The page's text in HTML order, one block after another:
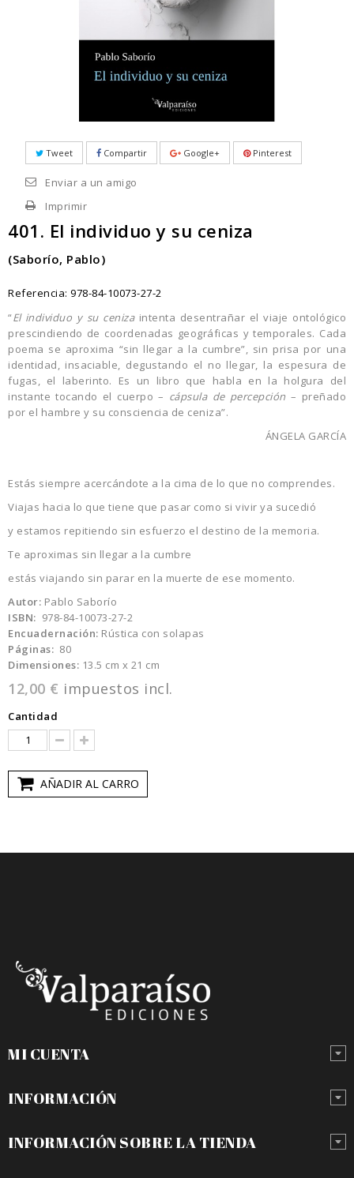
Tweet Compartir Google+ Pinterest
Enviar a un amigo
Imprimir
401. El individuo y su ceniza
(Saborío, Pablo)
Referencia: 978-84-10073-27-2
“El individuo y su ceniza intenta desentrañar el viaje ontológico
prescindiendo de coordenadas geográficas y temporales. Cada
poema se aproxima “sin llegar a la cumbre”, sin prisa por una
identidad, insaciable, degustando el no llegar, la espesura de
fugas, el laberinto. Es un libro que habla en la holgura del
instante tocando el cuerpo – cápsula de percepción – preñado
por el hambre y su consciencia de ceniza”.
ÁNGELA GARCÍA
Estás siempre acercándote a la cima de lo que no comprendes.
Viajas hacia lo que tiene que pasar como si vivir ya sucedió
y estamos repitiendo sin esfuerzo el destino de la memoria.
Te aproximas sin llegar a la cumbre
estás viajando sin parar en la muerte de ese momento.
Autor: Pablo Saborío
ISBN: 978-84-10073-27-2
Encuadernación: Rústica con solapas
Páginas: 80
Dimensiones: 13.5 cm x 21 cm
12,00 € impuestos incl.
Cantidad
AÑADIR AL CARRO
MI CUENTA
INFORMACIÓN
INFORMACIÓN SOBRE LA TIENDA